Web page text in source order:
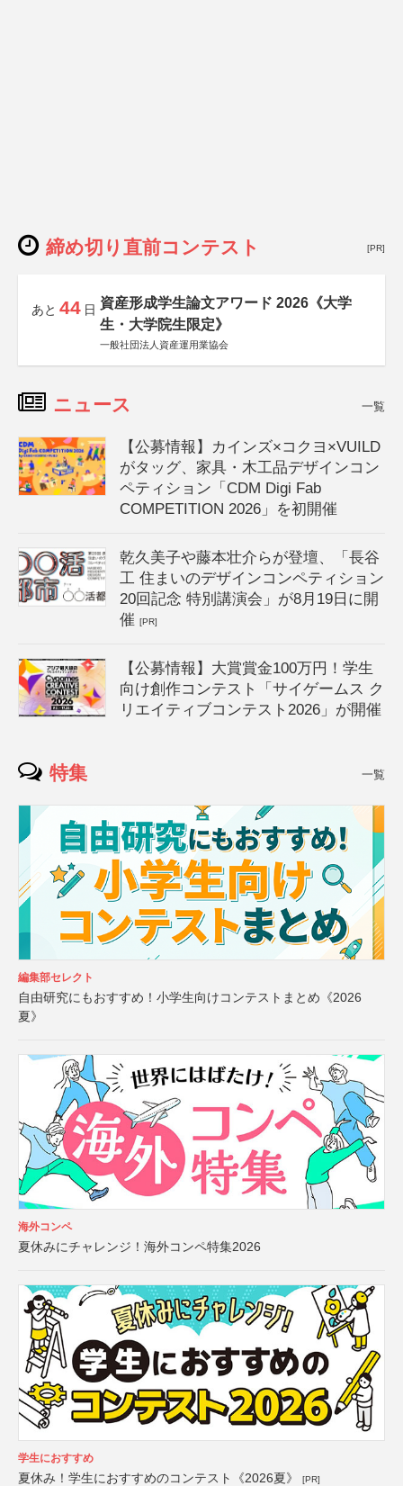
締め切り直前コンテスト [PR]
あと 44 日 資産形成学生論文アワード 2026《大学
生・大学院生限定》
一般社団法人資産運用業協会
ニュース 一覧
【公募情報】カインズ×コクヨ×VUILD
がタッグ、家具・木工品デザインコン
ペティション「CDM Digi Fab
COMPETITION 2026」を初開催
乾久美子や藤本壮介らが登壇、「長谷
工 住まいのデザインコンペティション
20回記念 特別講演会」が8月19日に開
催[PR]
【公募情報】大賞賞金100万円！学生
向け創作コンテスト「サイゲームス ク
リエイティブコンテスト2026」が開催
特集 一覧
編集部セレクト
自由研究にもおすすめ！小学生向けコンテストまとめ《2026
夏》
海外コンペ
夏休みにチャレンジ！海外コンペ特集2026
学生におすすめ
夏休み！学生におすすめのコンテスト《2026夏》 [PR]